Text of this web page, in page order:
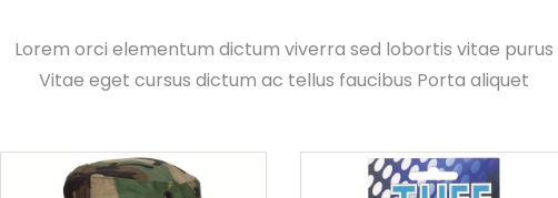
Lorem orci elementum dictum viverra sed lobortis vitae purus
Vitae eget cursus dictum ac tellus faucibus Porta aliquet